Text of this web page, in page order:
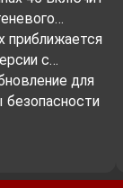
приближается
с…
для